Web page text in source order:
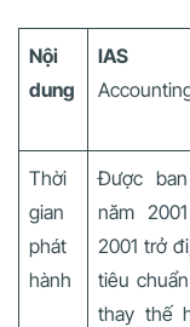
Nội
dung
IAS
Thời
gian
phát
hành
Được
năm
2001 trở
tiêu
thay thế